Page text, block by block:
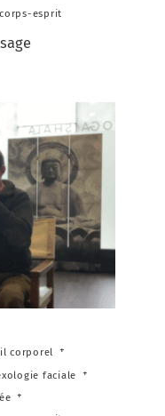
esprit
corporel
faciale